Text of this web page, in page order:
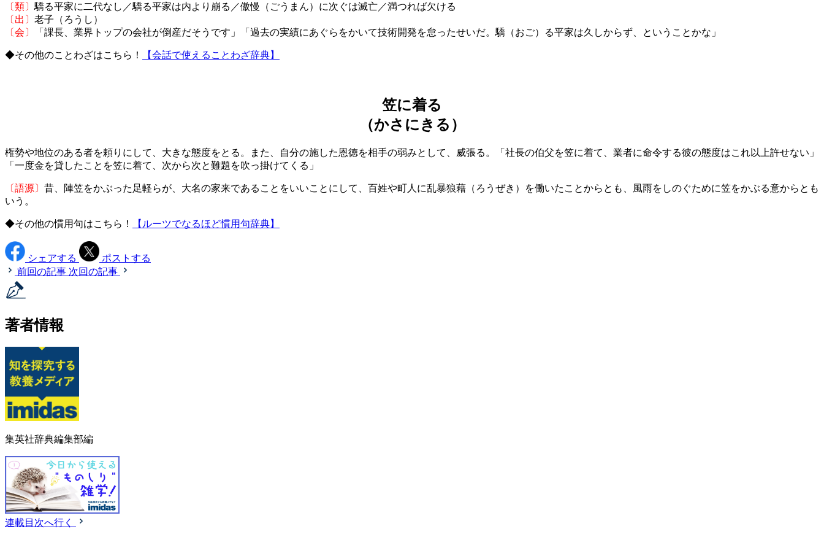
〔類〕 驕る平家に二代なし／驕る平家は内より崩る／傲慢（ごうまん）に次ぐは滅亡／満つれば欠ける
〔出〕 老子（ろうし）
〔会〕
「課長、業界トップの会社が倒産だそうです」「過去の実績にあぐらをかいて技術開発を怠ったせいだ。驕（おご）る平家は久しからず、ということかな」
◆その他のことわざはこちら！ 【会話で使えることわざ辞典】
笠に着る
（かさにきる）
権勢や地位のある者を頼りにして、大きな態度をとる。また、自分の施した恩徳を相手の弱みとして、威張る。「社長の伯父を笠に着て、業者に命令する彼の態度はこれ以上許せない」
「一度金を貸したことを笠に着て、次から次と難題を吹っ掛けてくる」
〔語源〕 昔、陣笠をかぶった足軽らが、大名の家来であることをいいことにして、百姓や町人に乱暴狼藉（ろうぜき）を働いたことからとも、風雨をしのぐために笠をかぶる意からとも
いう。
◆その他の慣用句はこちら！ 【ルーツでなるほど慣用句辞典】
シェアする
ポストする
前回の記事 次回の記事
著者情報
集英社辞典編集部編
連載目次へ行く